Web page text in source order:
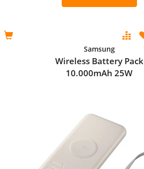
Samsung
Wireless Battery Pack
10.000mAh 25W